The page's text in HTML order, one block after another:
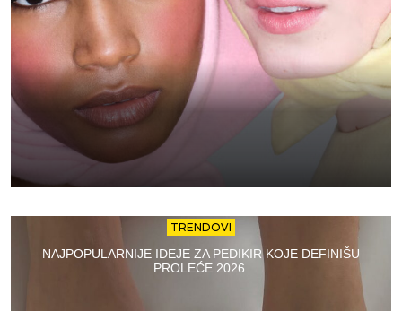
TRENDOVI
NAJPOPULARNIJE IDEJE ZA PEDIKIR KOJE DEFINIŠU
PROLEĆE 2026.